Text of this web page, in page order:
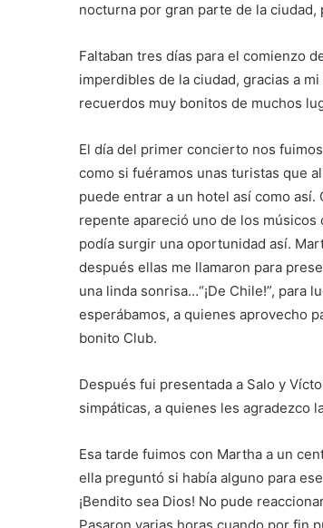
nocturna por gran parte de la
Faltaban tres días para el comienzo
imperdibles de la ciudad, gracias a
recuerdos muy bonitos de muchos
El día del primer concierto nos
como si fuéramos unas turistas que
puede entrar a un hotel así como
repente apareció uno de los músicos
podía surgir una oportunidad así.
después ellas me llamaron para
una linda sonrisa…“¡De Chile!”, para
esperábamos, a quienes aprovecho
bonito Club.
Después fui presentada a Salo y
simpáticas, a quienes les agradezco
Esa tarde fuimos con Martha a un
ella preguntó si había alguno para
¡Bendito sea Dios! No pude